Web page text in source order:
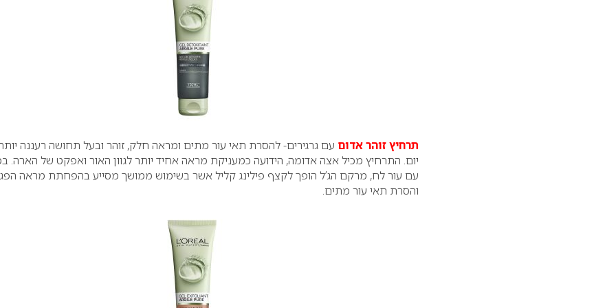
תרחיץ זוהר אדום עם גרגירים- להסרת תאי עור מתים ומראה חלק, זוהר ובעל תחושה רעננה
יום. התרחיץ מכיל אצה אדומה, הידועה כמעניקת מראה אחיד יותר לגוון האור ואפקט של הארה.
עם עור לח, מרקם הג’ל הופך לקצף פילינג קליל אשר בשימוש ממושך מסייע בהפחתת מראה
והסרת תאי עור מתים.